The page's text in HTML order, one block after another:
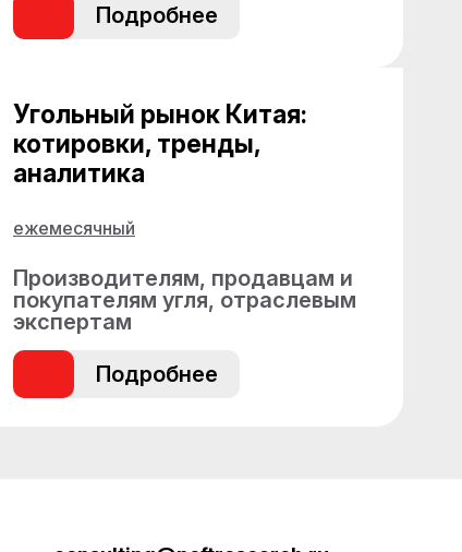
Подробнее
Угольный рынок Китая:
котировки, тренды,
аналитика
ежемесячный
Производителям, продавцам и
покупателям угля, отраслевым
экспертам
Подробнее